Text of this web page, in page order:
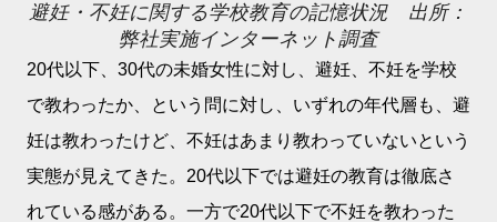
避妊・不妊に関する学校教育の記憶状況 出所：
弊社実施インターネット調査
20代以下、30代の未婚女性に対し、避妊、不妊を学校
で教わったか、という問に対し、いずれの年代層も、避
妊は教わったけど、不妊はあまり教わっていないという
実態が見えてきた。20代以下では避妊の教育は徹底さ
れている感がある。一方で20代以下で不妊を教わった